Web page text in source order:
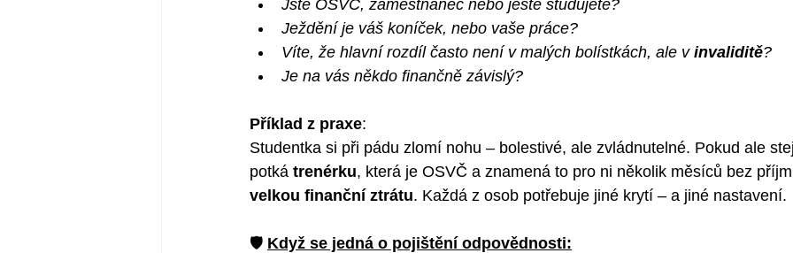
Jste OSVČ, zaměstnanec nebo ještě studujete?
Ježdění je váš koníček, nebo vaše práce?
Víte, že hlavní rozdíl často není v malých bolístkách, ale v invaliditě?
Je na vás někdo finančně závislý?
Příklad z praxe:
Studentka si při pádu zlomí nohu – bolestivé, ale zvládnutelné. Pokud ale
potká trenérku, která je OSVČ a znamená to pro ni několik měsíců bez
velkou finanční ztrátu. Každá z osob potřebuje jiné krytí – a jiné nastavení.
🛡️ Když se jedná o pojištění odpovědnosti: